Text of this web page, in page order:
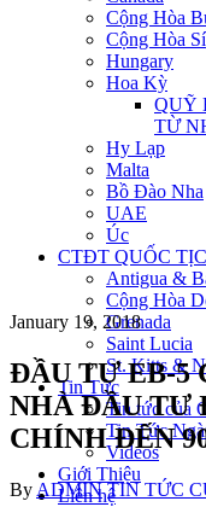
Cộng Hòa
Cộng Hòa
Hungary
Hoa Kỳ
QUỸ
TỪ
Hy Lạp
Malta
Bồ Đào Nha
UAE
Úc
CTĐT QUỐC
Antigua &
Cộng Hòa
Grenada
Saint Lucia
St. Kitts &
Tin Tức
Tin tức của
Tin Tức
Videos
Giới Thiệu
Liên hệ
January 19, 2018
ĐẦU TƯ EB-5
NHÀ ĐẦU TƯ
CHÍNH ĐẾN
Author
By ADMINCategories
TIN TỨC